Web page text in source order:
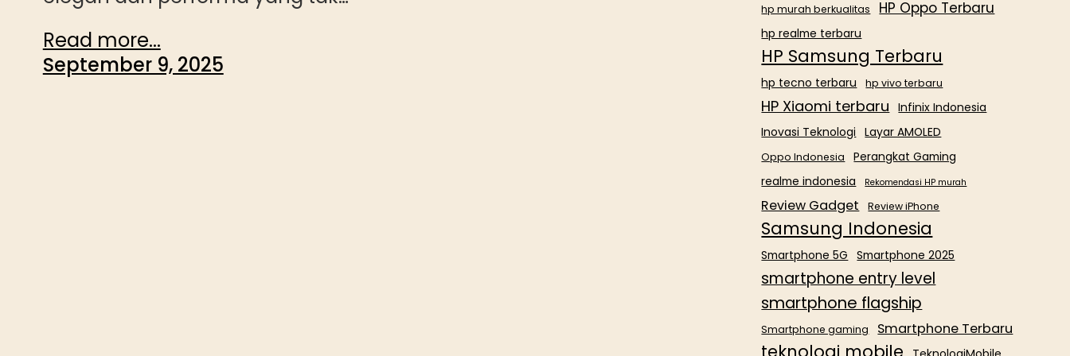
Read more...
September 9, 2025
hp murah berkualitas HP Oppo Terbaru
hp realme terbaru
HP Samsung Terbaru
hp tecno terbaru hp vivo terbaru
HP Xiaomi terbaru
Infinix Indonesia
Inovasi Teknologi
Layar AMOLED
Oppo Indonesia
Perangkat Gaming
realme indonesia
Rekomendasi HP murah
Review Gadget Review iPhone
Samsung Indonesia
Smartphone 5G Smartphone 2025
smartphone entry level
smartphone flagship
Smartphone gaming Smartphone Terbaru